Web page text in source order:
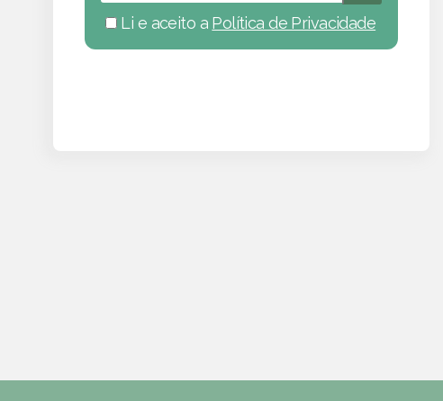
Li e aceito a Política de Privacidade